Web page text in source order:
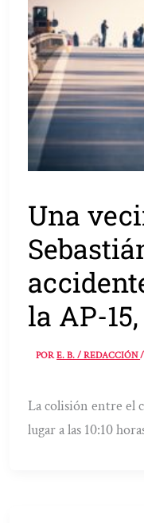
Una
la AP-
PORE. B. / REDACCIÓN
La colisión entre el
lugar a las 10:10